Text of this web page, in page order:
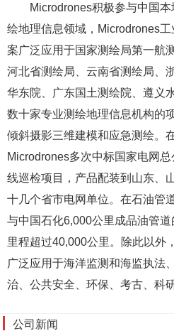
Microdrones积极参与中国
绘地理信息领域，Microdrones
案广泛应用于国家测绘局第一航
河北省测绘局、云南省测绘局、
华东院、广东国土测绘院、遵义
数十家专业测绘地理信息机构的
倾斜摄影三维建模和应急测绘。
Microdrones多次中标国家电网
线巡检项目，产品配装到山东、
十几个省市电网单位。在石油管
与中国石化6,000公里成品油管
里程超过40,000公里。除此以外
广泛应用于海洋监测和海监执法
治、公共安全、环保、考古、科
公司新闻